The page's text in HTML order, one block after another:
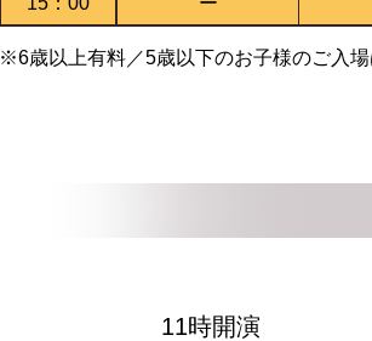
※6歳以上有料／5歳以下のお子様のご入
11時開演